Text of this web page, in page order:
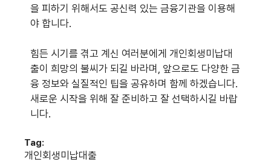
을 피하기 위해서도 공신력 있는 금융기관을 이용해
야 합니다.
힘든 시기를 겪고 계신 여러분에게 개인회생미납대
출이 희망의 불씨가 되길 바라며, 앞으로도 다양한 금
융 정보와 실질적인 팁을 공유하며 함께 하겠습니다.
새로운 시작을 위해 잘 준비하고 잘 선택하시길 바랍
니다.
Tag:
개인회생미납대출